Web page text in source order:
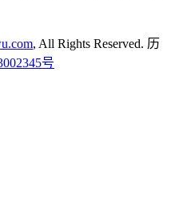
, All Rights Reserved. 历
号